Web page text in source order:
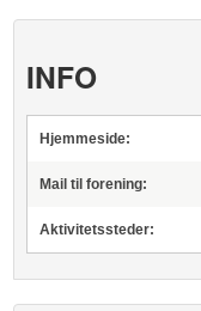
INFO
Hjemmeside:
Mail til forening:
Aktivitetssteder: